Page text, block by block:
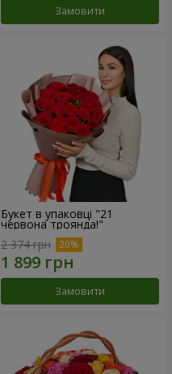
Замовити
Букет в упаковці "21
червона троянда!"
2 374 грн
Замовити